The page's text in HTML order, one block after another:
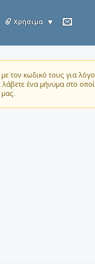
Χρήσιμα
τον κωδικό τους για
ένα μήνυμα στο
μας.